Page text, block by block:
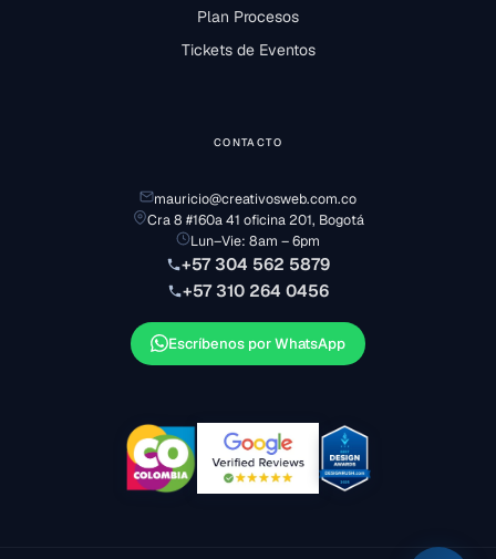
Plan Procesos
Tickets de Eventos
CONTACTO
mauricio@creativosweb.com.co
Cra 8 #160a 41 oficina 201, Bogotá
Lun–Vie: 8am – 6pm
+57 304 562 5879
+57 310 264 0456
Escríbenos por WhatsApp